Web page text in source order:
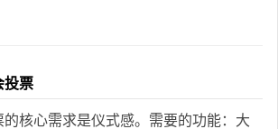
投票
核心需求是仪式感。需要的功能：大